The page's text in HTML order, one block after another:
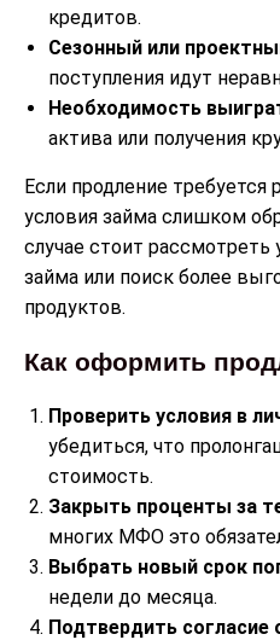
кредитов.
Сезонный или
поступления идут
Необходимость
актива или получения
Если продление требуется
условия займа слишком
случае стоит
займа или поиск более
продуктов.
Как оформить
Проверить условия в
убедиться, что
стоимость.
Закрыть проценты за
многих МФО это
Выбрать новый срок
недели до месяца.
Подтвердить согласие